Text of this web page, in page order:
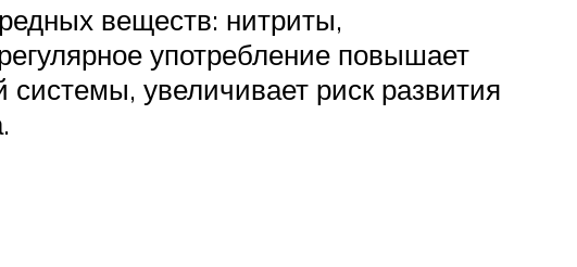
веществ: нитриты,
употребление повышает
системы, увеличивает риск развития